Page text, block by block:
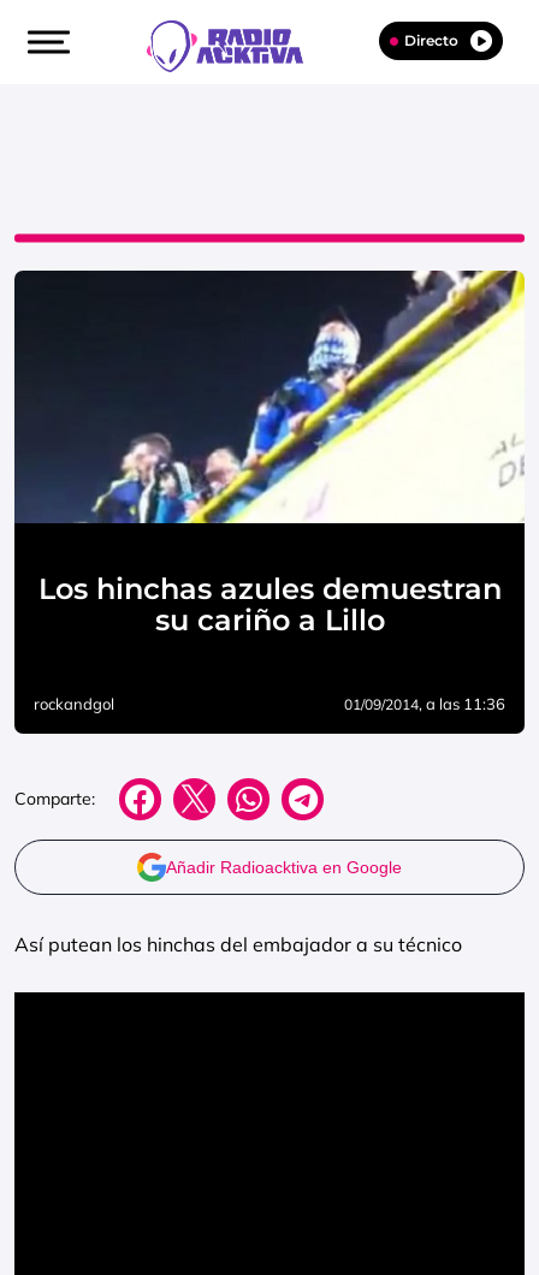
Directo
Los hinchas azules demuestran
su cariño a Lillo
rockandgol 01/09/2014, a las 11:36
Comparte:
Añadir Radioacktiva en Google
Así putean los hinchas del embajador a su técnico